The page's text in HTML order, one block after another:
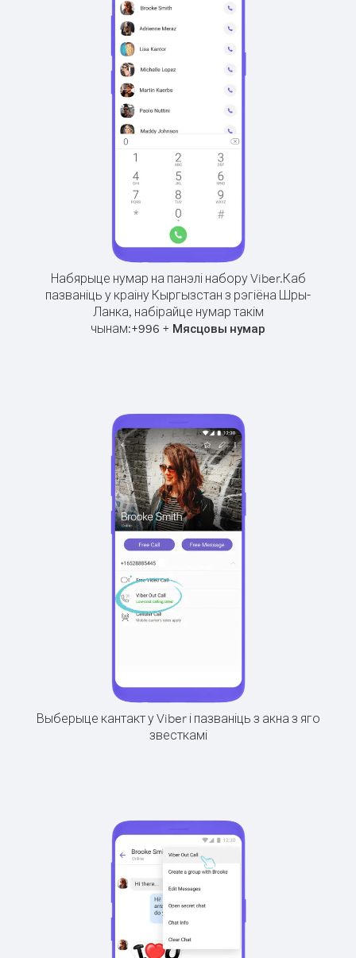
Набярыце нумар на панэлі набору Viber.Каб
пазваніць у краіну Кыргызстан з рэгіёна Шры-
Ланка, набірайце нумар такім
чынам:+996 + Мясцовы нумар
Выберыце кантакт у Viber і пазваніць з акна з яго
звесткамі